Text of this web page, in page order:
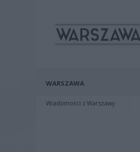
WARSZAWA
Wiadomości z Warszawy